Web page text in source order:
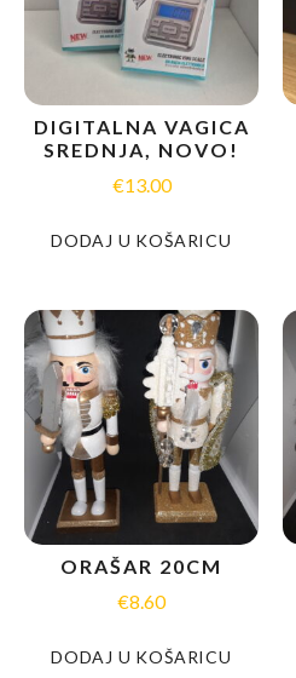
DIGITALNA VAGICA
SREDNJA, NOVO!
€13.00
DODAJ U KOŠARICU
ORAŠAR 20CM
€8.60
DODAJ U KOŠARICU